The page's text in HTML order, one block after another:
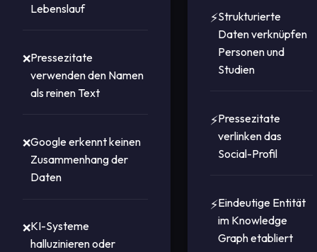
Lebenslauf
Pressezitate
verwenden den Namen
als reinen Text
Google erkennt keinen
Zusammenhang der
Daten
KI-Systeme
halluzinieren oder
Strukturierte
Daten verknüpfen
Personen und
Studien
Pressezitate
verlinken das
Social-Profil
Eindeutige Entität
im Knowledge
Graph etabliert